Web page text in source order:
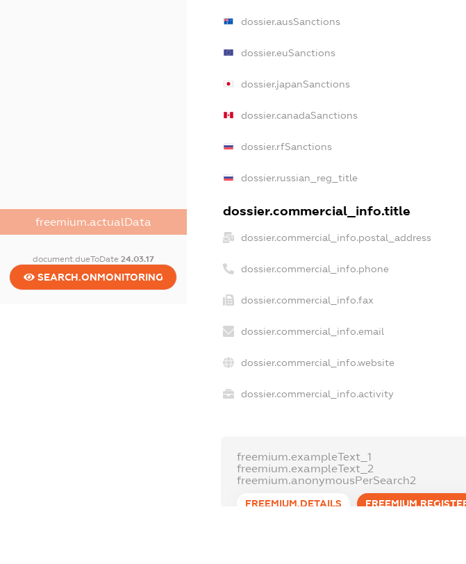
freemium.actualData
document.dueToDate 24.03.17
SEARCH.ONMONITORING
dossier.ausSanctions
dossier.euSanctions
dossier.japanSanctions
dossier.canadaSanctions
dossier.rfSanctions
dossier.russian_reg_title
dossier.commercial_info.title
dossier.commercial_info.postal_address
dossier.commercial_info.phone
dossier.commercial_info.fax
dossier.commercial_info.email
dossier.commercial_info.website
dossier.commercial_info.activity
freemium.exampleText_1
freemium.exampleText_2
freemium.anonymousPerSearch2
FREEMIUM.DETAILS